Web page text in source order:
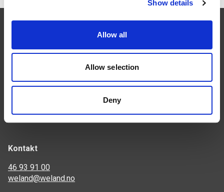
Show details
Allow all
Allow selection
Deny
Kontakt
46 93 91 00
weland@weland.no